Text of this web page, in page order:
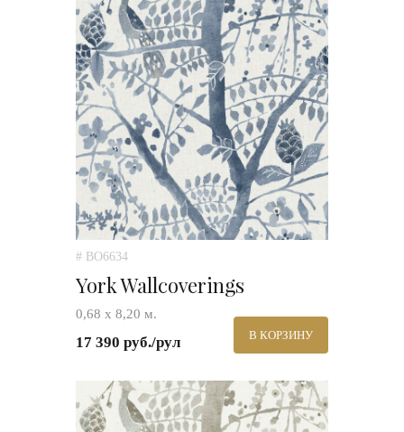
# BO6634
York Wallcoverings
0,68 х 8,20 м.
17 390 руб./рул В КОРЗИНУ